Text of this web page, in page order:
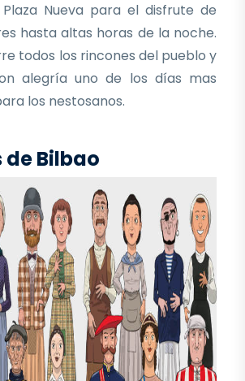
Nueva para el disfrute de
hasta altas horas de la noche.
todos los rincones del pueblo y
alegría uno de los días mas
los nestosanos.
Bilbao